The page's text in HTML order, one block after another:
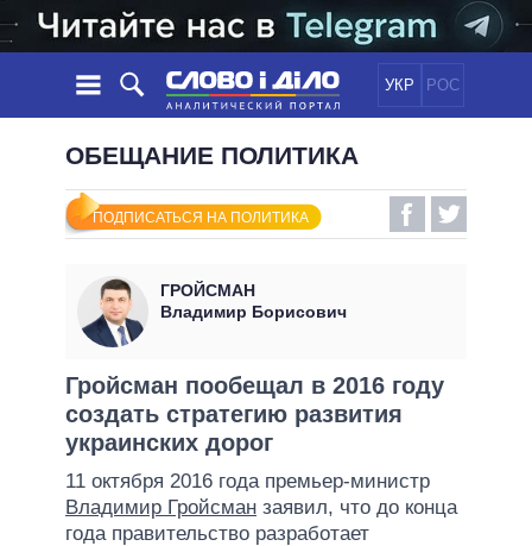
УКР РОС
НОВОСТИ
ЛЕНТА
СОБЫТИЯ
МНЕНИЯ
ОБЗОРЫ
ДАЙДЖЕСТЫ
ПОЛИТИКА
ЭКОНОМИКА
МИР
ОБЕЩАНИЯ
ВСЕ ПОЛИТИКИ
ПРЕЗИДЕНТ И ОФИС
ВЕРХОВНАЯ РАДА
КАБИНЕТ МИНИСТРОВ
ГЛАВЫ ОБЛАДМИНИСТРАЦИЙ
МЭРЫ
ВСЕ ПЕРСОНЫ
ИНФОГРАФИКА
ПОДДЕРЖАТЬ
ОБЕЩАНИЕ ПОЛИТИКА
ПОДПИСАТЬСЯ НА ПОЛИТИКА
ГРОЙСМАН
Владимир Борисович
Гройсман пообещал в 2016 году
создать стратегию развития
украинских дорог
11 октября 2016 года премьер-министр
Владимир Гройсман заявил, что до конца
года правительство разработает